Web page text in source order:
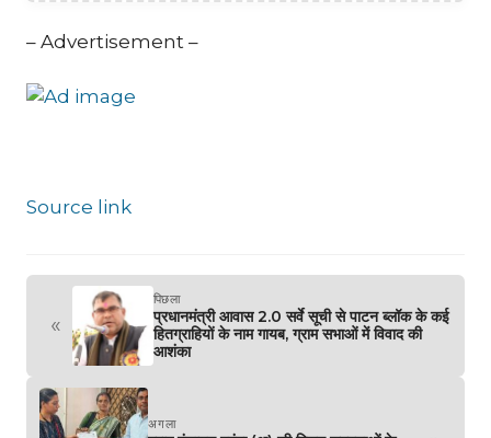
– Advertisement –
Source link
«
पिछला
प्रधानमंत्री आवास 2.0 सर्वे सूची से पाटन ब्लॉक के कई
हितग्राहियों के नाम गायब, ग्राम सभाओं में विवाद की
आशंका
अगला